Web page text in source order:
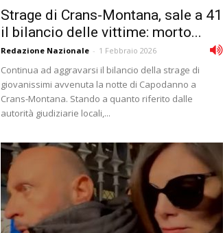
Strage di Crans-Montana, sale a 41
il bilancio delle vittime: morto...
Redazione Nazionale - 1 Febbraio 2026
Continua ad aggravarsi il bilancio della strage di
giovanissimi avvenuta la notte di Capodanno a
Crans-Montana. Stando a quanto riferito dalle
autorità giudiziarie locali,...